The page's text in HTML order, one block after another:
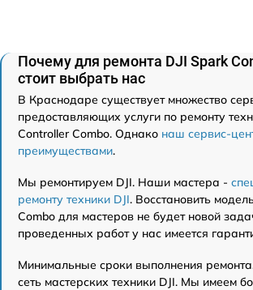
Почему для ремонта DJI Spark
стоит выбрать нас
В Краснодаре существует множество
предоставляющих услуги по ремонту
Controller Combo. Однако наш сервис-
преимуществами.
Мы ремонтируем DJI. Наши мастера -
ремонту техники DJI. Восстановить
Combo для мастеров не будет новой
проведенных работ у нас имеется
Минимальные сроки выполнения
сеть мастерских техники DJI. Мы имеем